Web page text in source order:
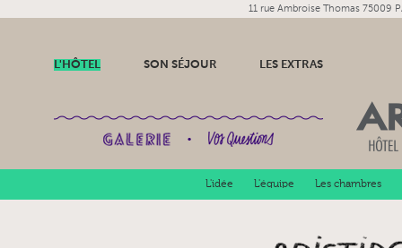
11 rue Ambroise Thomas 75009
L'HÔTEL SON SÉJOUR LES EXTRAS
•
L'idée L'équipe Les chambres